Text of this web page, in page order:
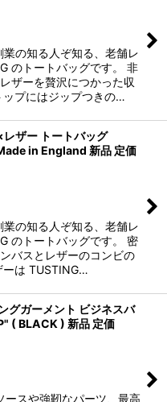
の知る人ぞ知る、老舗レ
のトートバッグです。 非
ザーを贅沢につかった収
プにはジップつきの…
ザー トートバッグ
in England 新品 定価
の知る人ぞ知る、老舗レ
のトートバッグです。 密
バスとレザーのコンビの
ーは TUSTING…
グガーメント ビジネスバ
( BLACK ) 新品 定価
ースや強靭なパーツ、最高